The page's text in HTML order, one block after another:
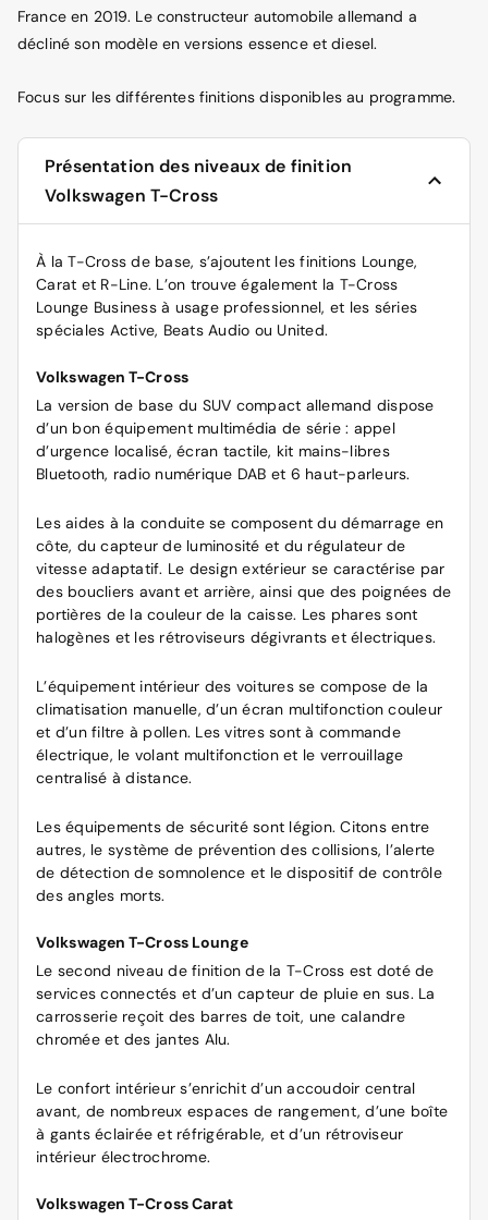
France en 2019. Le constructeur automobile allemand a
décliné son modèle en versions essence et diesel.
Focus sur les différentes finitions disponibles au programme.
Présentation des niveaux de finition
Volkswagen T-Cross
À la T-Cross de base, s’ajoutent les finitions Lounge,
Carat et R-Line. L’on trouve également la T-Cross
Lounge Business à usage professionnel, et les séries
spéciales Active, Beats Audio ou United.
Volkswagen T-Cross
La version de base du SUV compact allemand dispose
d’un bon équipement multimédia de série : appel
d’urgence localisé, écran tactile, kit mains-libres
Bluetooth, radio numérique DAB et 6 haut-parleurs.
Les aides à la conduite se composent du démarrage en
côte, du capteur de luminosité et du régulateur de
vitesse adaptatif. Le design extérieur se caractérise par
des boucliers avant et arrière, ainsi que des poignées de
portières de la couleur de la caisse. Les phares sont
halogènes et les rétroviseurs dégivrants et électriques.
L’équipement intérieur des voitures se compose de la
climatisation manuelle, d’un écran multifonction couleur
et d’un filtre à pollen. Les vitres sont à commande
électrique, le volant multifonction et le verrouillage
centralisé à distance.
Les équipements de sécurité sont légion. Citons entre
autres, le système de prévention des collisions, l’alerte
de détection de somnolence et le dispositif de contrôle
des angles morts.
Volkswagen T-Cross Lounge
Le second niveau de finition de la T-Cross est doté de
services connectés et d’un capteur de pluie en sus. La
carrosserie reçoit des barres de toit, une calandre
chromée et des jantes Alu.
Le confort intérieur s’enrichit d’un accoudoir central
avant, de nombreux espaces de rangement, d’une boîte
à gants éclairée et réfrigérable, et d’un rétroviseur
intérieur électrochrome.
Volkswagen T-Cross Carat